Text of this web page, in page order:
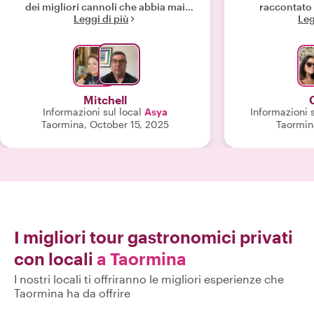
dei migliori cannoli che abbia mai
mangiato. Abbiamo mangiato un
che abbiamo preso erano entrambe al
pomodoro e al pistacchio. L'ultima
tappa è stata la nostra, calamari,
melanzane, parmigiano e una bottiglia
vostri soldi. È stata molto gentile e ha
fatto un lavoro eccellente."
Leggi di più
Mitchell
Informazioni sul local Asya
Taormina, October 15, 2025
raccontato
condiviso
persone
Hanno reso
molto
nostra
alla
questo tour
Informazioni
I migliori tour gastronomici privati
con locali a Taormina
I nostri locali ti offriranno le migliori esperienze che
Taormina ha da offrire